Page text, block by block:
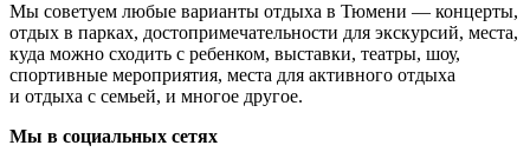
Мы советуем любые варианты отдыха в Тюмени — концерты,
отдых в парках, достопримечательности для экскурсий, места,
куда можно сходить с ребенком, выставки, театры, шоу,
спортивные мероприятия, места для активного отдыха
и отдыха с семьей, и многое другое.
Мы в социальных сетях